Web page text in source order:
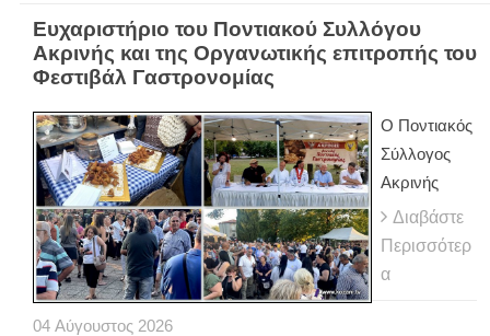
Ευχαριστήριο του Ποντιακού Συλλόγου
Ακρινής και της Οργανωτικής επιτροπής του
Φεστιβάλ Γαστρονομίας
Ο Ποντιακός
Σύλλογος
Ακρινής
Διαβάστε
Περισσότερ
α
04 Αύγουστος 2026